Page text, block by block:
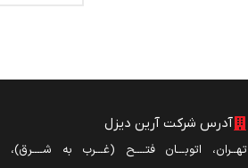
آدرس شرکت آرین دیزل
تهــران، اتوبـــان فتــــح (غـــرب به شــــرق)،